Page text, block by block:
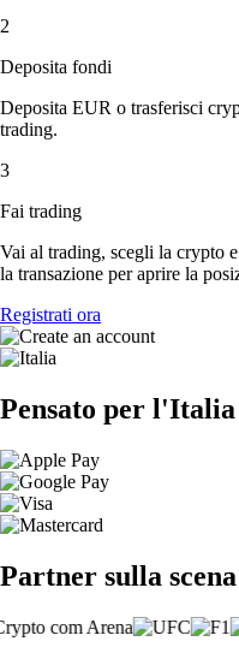
2
Deposita fondi
Deposita EUR o trasferisci
trading.
3
Fai trading
Vai al trading, scegli la crypto
la transazione per aprire la
Registrati ora
Pensato per l'Italia
Partner sulla